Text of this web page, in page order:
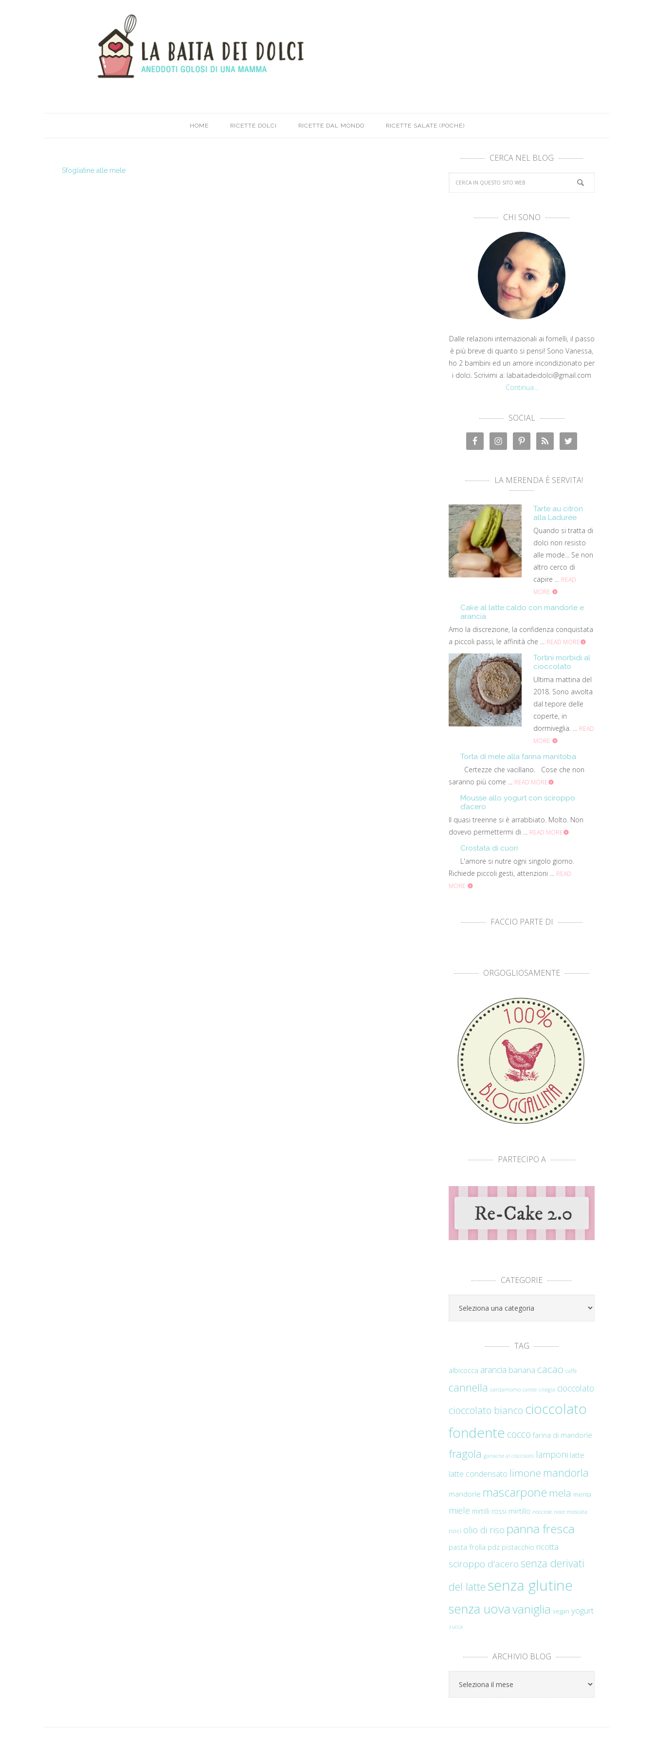
HOME RICETTE DOLCI RICETTE DAL MONDO RICETTE SALATE (POCHE)
Sfogliatine alle mele
CERCA NEL BLOG
CHI SONO
Dalle relazioni internazionali ai fornelli, il passo
è più breve di quanto si pensi! Sono Vanessa,
ho 2 bambini ed un amore incondizionato per
i dolci. Scrivimi a: labaitadeidolci@gmail.com
Continua...
SOCIAL
LA MERENDA È SERVITA!
Tarte au citron
alla Ladurée
Quando si tratta di
dolci non resisto
alle mode... Se non
altro cerco di
capire ... READ
MORE
Cake al latte caldo con mandorle e
arancia
Amo la discrezione, la confidenza conquistata
a piccoli passi, le affinità che ... READ MORE
Tortini morbidi al
cioccolato
Ultima mattina del
2018. Sono avvolta
dal tepore delle
coperte, in
dormiveglia. ... READ
MORE
Torta di mele alla farina manitoba
Certezze che vacillano. Cose che non
saranno più come ... READ MORE
Mousse allo yogurt con sciroppo
d’acero
Il quasi treenne si è arrabbiato. Molto. Non
dovevo permettermi di ... READ MORE
Crostata di cuori
L'amore si nutre ogni singolo giorno.
Richiede piccoli gesti, attenzioni ... READ
MORE
FACCIO PARTE DI
ORGOGLIOSAMENTE
PARTECIPO A
CATEGORIE
Categorie
TAG
albicocca arancia banana cacao caffè
cannella cardamomo carote ciliegia cioccolato
cioccolato bianco cioccolato
fondente cocco farina di mandorle
fragola ganache al cioccolato lamponi latte
latte condensato limone mandorla
mandorle mascarpone mela menta
miele mirtilli rossi mirtillo nocciole noce moscata
noci olio di riso panna fresca
pasta frolla pdz pistacchio ricotta
sciroppo d'acero senza derivati
del latte senza glutine
senza uovavaniglia vegan yogurt
zucca
ARCHIVIO BLOG
Archivio
Blog